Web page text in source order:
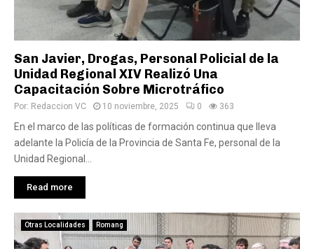
San Javier, Drogas, Personal Policial de la
Unidad Regional XIV Realizó Una
Capacitación Sobre Microtráfico
Por: Redaccion VC 10 noviembre, 2025 0 363
En el marco de las políticas de formación continua que lleva
adelante la Policía de la Provincia de Santa Fe, personal de la
Unidad Regional...
Read more
Otras Localidades Romang